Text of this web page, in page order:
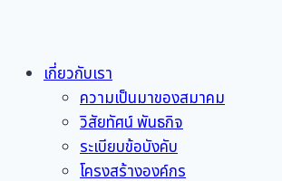
เกี่ยวกับเรา
ความเป็นมาของสมาคม
วิสัยทัศน์ พันธกิจ
ระเบียบข้อบังคับ
โครงสร้างองค์กร